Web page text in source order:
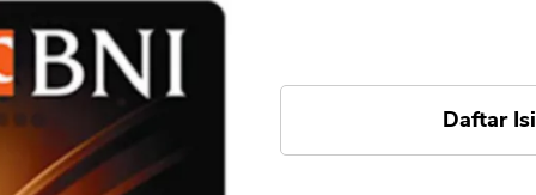
Daftar Isi